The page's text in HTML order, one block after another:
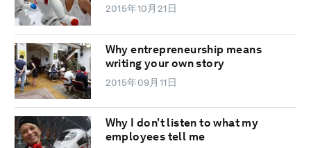
2015年10月21日
Why entrepreneurship means
writing your own story
2015年09月11日
Why I don’t listen to what my
employees tell me